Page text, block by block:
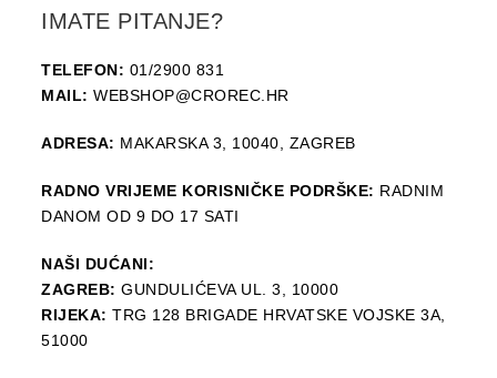
IMATE PITANJE?
TELEFON: 01/2900 831
MAIL: WEBSHOP@CROREC.HR
ADRESA: MAKARSKA 3, 10040, ZAGREB
RADNO VRIJEME KORISNIČKE PODRŠKE: RADNIM
DANOM OD 9 DO 17 SATI
NAŠI DUĆANI:
ZAGREB: GUNDULIĆEVA UL. 3, 10000
RIJEKA: TRG 128 BRIGADE HRVATSKE VOJSKE 3A,
51000